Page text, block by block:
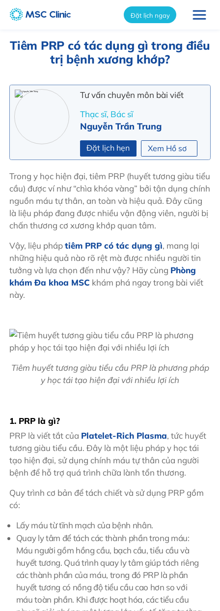
Đặt lịch ngay
Tiêm PRP có tác dụng gì trong điều
trị bệnh xương khớp?
Tư vấn chuyên môn bài viết
Thạc sĩ, Bác sĩ
Nguyễn Trần Trung
Đặt lịch hẹn Xem Hồ sơ
Trong y học hiện đại, tiêm PRP (huyết tương giàu tiểu
cầu) được ví như “chìa khóa vàng” bởi tận dụng chính
nguồn máu tự thân, an toàn và hiệu quả. Đây cũng
là liệu pháp đang được nhiều vận động viên, người bị
chấn thương cơ xương khớp quan tâm.
Vậy, liệu pháptiêm PRP có tác dụng gì, mang lại
những hiệu quả nào rõ rệt mà được nhiều người tin
tưởng và lựa chọn đến như vậy? Hãy cùng Phòng
khám Đa khoa MSC khám phá ngay trong bài viết
này.
Tiêm huyết tương giàu tiểu cầu PRP là phương pháp
y học tái tạo hiện đại với nhiều lợi ích
1. PRP là gì?
PRP là viết tắt của Platelet-Rich Plasma, tức huyết
tương giàu tiểu cầu. Đây là một liệu pháp y học tái
tạo hiện đại, sử dụng chính máu tự thân của người
bệnh để hỗ trợ quá trình chữa lành tổn thương.
Quy trình cơ bản để tách chiết và sử dụng PRP gồm
có:
Lấy máu từ tĩnh mạch của bệnh nhân.
Quay ly tâm để tách các thành phần trong máu:
Máu người gồm hồng cầu, bạch cầu, tiểu cầu và
huyết tương. Quá trình quay ly tâm giúp tách riêng
các thành phần của máu, trong đó PRP là phần
huyết tương có nồng độ tiểu cầu cao hơn so với
máu toàn phần. Khi được hoạt hóa, các tiểu cầu